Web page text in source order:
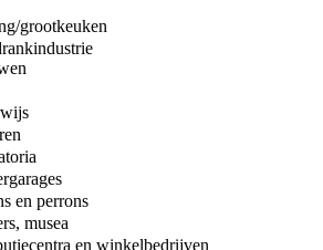
grootkeuken
en perrons
musea
en winkelbedrijven